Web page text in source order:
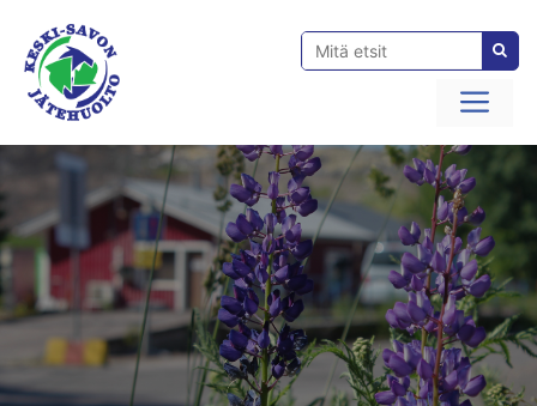
sisältöön